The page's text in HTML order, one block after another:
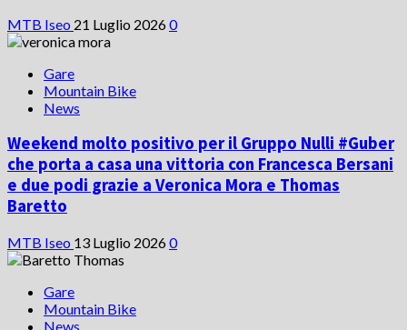
MTB Iseo 21 Luglio 20260
Gare
Mountain Bike
News
Weekend molto positivo per il Gruppo Nulli #Guber
che porta a casa una vittoria con Francesca Bersani
e due podi grazie a Veronica Mora e Thomas
Baretto
MTB Iseo 13 Luglio 20260
Gare
Mountain Bike
News